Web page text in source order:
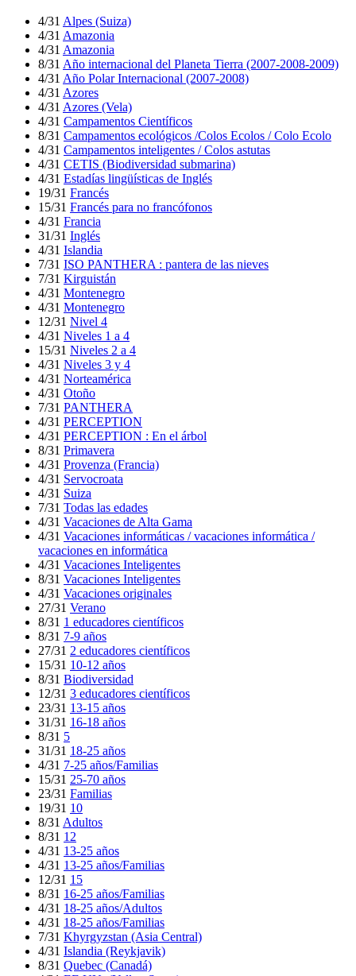
4/31 Alpes (Suiza)
4/31 Amazonia
4/31 Amazonia
8/31 Año internacional del Planeta Tierra (2007-2008-2009)
4/31 Año Polar Internacional (2007-2008)
4/31 Azores
4/31 Azores (Vela)
4/31 Campamentos Científicos
8/31 Campamentos ecológicos /Colos Ecolos / Colo Ecolo
4/31 Campamentos inteligentes / Colos astutas
4/31 CETIS (Biodiversidad submarina)
4/31 Estadías lingüísticas de Inglés
19/31 Francés
15/31 Francés para no francófonos
4/31 Francia
31/31 Inglés
4/31 Islandia
7/31 ISO PANTHERA : pantera de las nieves
7/31 Kirguistán
4/31 Montenegro
4/31 Montenegro
12/31 Nivel 4
4/31 Niveles 1 a 4
15/31 Niveles 2 a 4
4/31 Niveles 3 y 4
4/31 Norteamérica
4/31 Otoño
7/31 PANTHERA
4/31 PERCEPTION
4/31 PERCEPTION : En el árbol
8/31 Primavera
4/31 Provenza (Francia)
4/31 Servocroata
4/31 Suiza
7/31 Todas las edades
4/31 Vacaciones de Alta Gama
4/31 Vacaciones informáticas / vacaciones informática /
vacaciones en informática
4/31 Vacaciones Inteligentes
8/31 Vacaciones Inteligentes
4/31 Vacaciones originales
27/31 Verano
8/31 1 educadores científicos
8/31 7-9 años
27/31 2 educadores científicos
15/31 10-12 años
8/31 Biodiversidad
12/31 3 educadores científicos
23/31 13-15 años
31/31 16-18 años
8/31 5
31/31 18-25 años
4/31 7-25 años/Familias
15/31 25-70 años
23/31 Familias
19/31 10
8/31 Adultos
8/31 12
4/31 13-25 años
4/31 13-25 años/Familias
12/31 15
8/31 16-25 años/Familias
4/31 18-25 años/Adultos
4/31 18-25 años/Familias
7/31 Khyrgyzstan (Asia Central)
4/31 Islandia (Reykjavik)
8/31 Quebec (Canadá)